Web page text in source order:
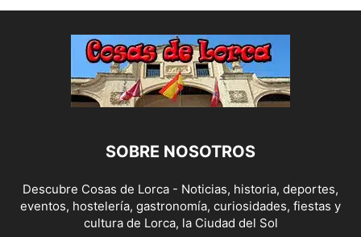
SOBRE NOSOTROS
Descubre Cosas de Lorca - Noticias, historia, deportes,
eventos, hostelería, gastronomía, curiosidades, fiestas y
cultura de Lorca, la Ciudad del Sol